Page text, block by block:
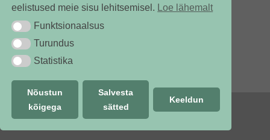
eelistused meie sisu lehitsemisel. Loe lähemalt
Funktsionaalsus
Funktsionaalsus
TurundusTurundus
StatistikaStatistika
Nõustun
kõigega
Salvesta
sätted
Keeldun
© vitamiinikuller.ee 2018